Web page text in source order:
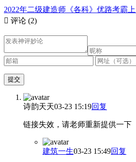
2022年二级建造师《各科》优路考霸
 评论 (2)
诗韵天天03-23 15:19回复
链接失效，请老师重新提供一下
建筑一生03-23 15:49回复